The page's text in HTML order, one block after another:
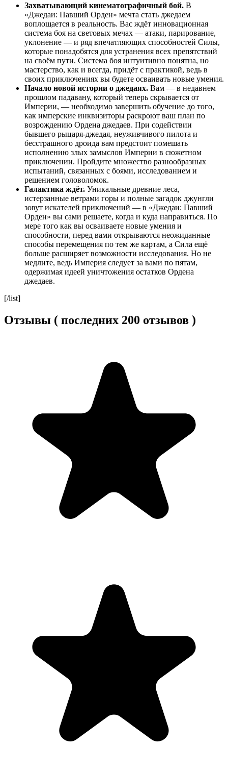
Захватывающий кинематографичный бой. В
«Джедаи: Павший Орден» мечта стать джедаем
воплощается в реальность. Вас ждёт инновационная
система боя на световых мечах — атаки, парирование,
уклонение — и ряд впечатляющих способностей Силы,
которые понадобятся для устранения всех препятствий
на своём пути. Система боя интуитивно понятна, но
мастерство, как и всегда, придёт с практикой, ведь в
своих приключениях вы будете осваивать новые умения.
Начало новой истории о джедаях. Вам — в недавнем
прошлом падавану, который теперь скрывается от
Империи, — необходимо завершить обучение до того,
как имперские инквизиторы раскроют ваш план по
возрождению Ордена джедаев. При содействии
бывшего рыцаря-джедая, неуживчивого пилота и
бесстрашного дроида вам предстоит помешать
исполнению злых замыслов Империи в сюжетном
приключении. Пройдите множество разнообразных
испытаний, связанных с боями, исследованием и
решением головоломок.
Галактика ждёт. Уникальные древние леса,
истерзанные ветрами горы и полные загадок джунгли
зовут искателей приключений — в «Джедаи: Павший
Орден» вы сами решаете, когда и куда направиться. По
мере того как вы осваиваете новые умения и
способности, перед вами открываются неожиданные
способы перемещения по тем же картам, а Сила ещё
больше расширяет возможности исследования. Но не
медлите, ведь Империя следует за вами по пятам,
одержимая идеей уничтожения остатков Ордена
джедаев.
[/list]
Отзывы ( последних 200 отзывов )